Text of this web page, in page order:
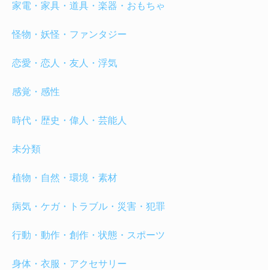
家電・家具・道具・楽器・おもちゃ
怪物・妖怪・ファンタジー
恋愛・恋人・友人・浮気
感覚・感性
時代・歴史・偉人・芸能人
未分類
植物・自然・環境・素材
病気・ケガ・トラブル・災害・犯罪
行動・動作・創作・状態・スポーツ
身体・衣服・アクセサリー